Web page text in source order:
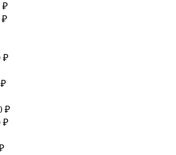
₽
₽
₽
₽
₽